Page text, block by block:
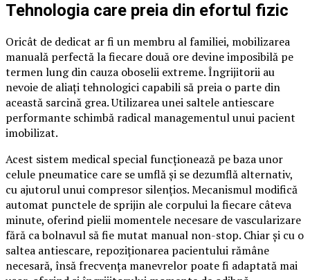
Tehnologia care preia din efortul fizic
Oricât de dedicat ar fi un membru al familiei, mobilizarea
manuală perfectă la fiecare două ore devine imposibilă pe
termen lung din cauza oboselii extreme. Îngrijitorii au
nevoie de aliați tehnologici capabili să preia o parte din
această sarcină grea. Utilizarea unei saltele antiescare
performante schimbă radical managementul unui pacient
imobilizat.
Acest sistem medical special funcționează pe baza unor
celule pneumatice care se umflă și se dezumflă alternativ,
cu ajutorul unui compresor silențios. Mecanismul modifică
automat punctele de sprijin ale corpului la fiecare câteva
minute, oferind pielii momentele necesare de vascularizare
fără ca bolnavul să fie mutat manual non-stop. Chiar și cu o
saltea antiescare, repoziționarea pacientului rămâne
necesară, însă frecvența manevrelor poate fi adaptată mai